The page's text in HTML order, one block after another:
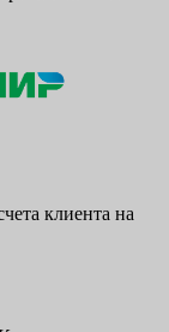
клиента на